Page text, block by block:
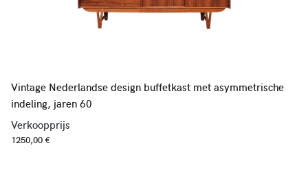
Vintage Nederlandse design buffetkast met asymmetrische
indeling, jaren 60
Verkoopprijs
1250,00 €